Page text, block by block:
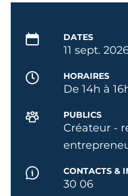
DATES
11 sept.
HORAIRES
De 14h à
PUBLICS
Créateur -
CONTACTS &
30 06